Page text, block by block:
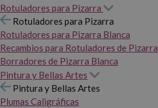
Rotuladores para Pizarra
Rotuladores para Pizarra
Rotuladores para Pizarra Blanca
Recambios para Rotuladores de Pizarra
Borradores de Pizarra Blanca
Pintura y Bellas Artes
Pintura y Bellas Artes
Plumas Caligráficas